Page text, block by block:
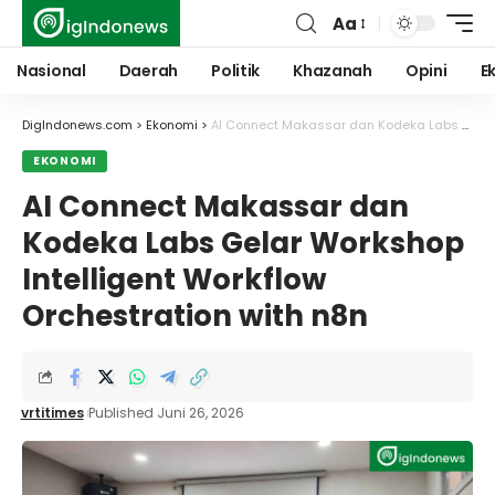
Font
Resizer
Aa
Nasional Daerah Politik Khazanah Opini
DigIndonews.com > Ekonomi > AI Connect Makassar dan Kodeka Labs Gelar Workshop Intelligent Workflow Orchestration with n8n
EKONOMI
AI Connect Makassar dan
Kodeka Labs Gelar Workshop
Intelligent Workflow
Orchestration with n8n
vrtitimes Published Juni 26, 2026